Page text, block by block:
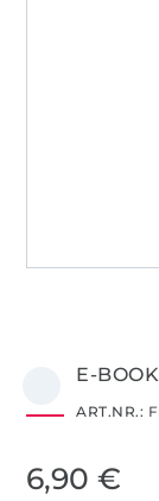
E-
ART.NR.:
6,90 €